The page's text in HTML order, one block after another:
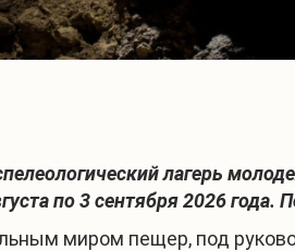
лагерь
по 3 сентября 2026
миром пещер, под